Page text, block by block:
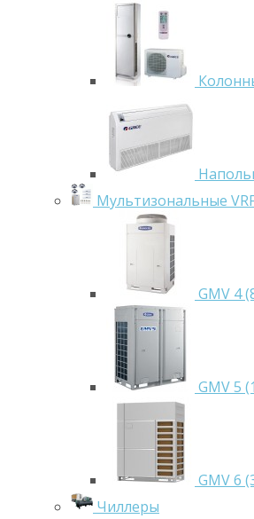
Мультизональные
GMV 4
GMV 5
GMV 6
Чиллеры